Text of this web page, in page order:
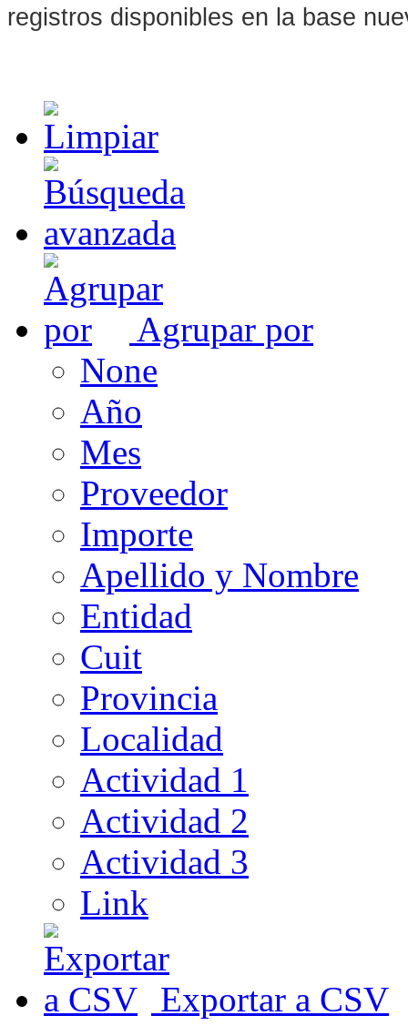
registros disponibles en la base
Agrupar por
None
Año
Mes
Proveedor
Importe
Apellido y Nombre
Entidad
Cuit
Provincia
Localidad
Actividad 1
Actividad 2
Actividad 3
Link
Exportar a CSV